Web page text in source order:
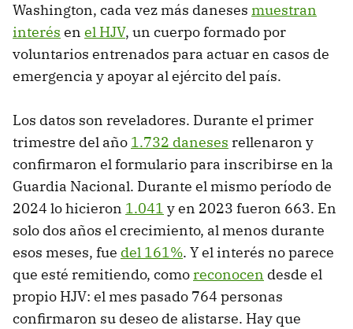
Washington, cada vez más daneses muestran
interés en el HJV, un cuerpo formado por
voluntarios entrenados para actuar en casos de
emergencia y apoyar al ejército del país.
Los datos son reveladores. Durante el primer
trimestre del año 1.732 daneses rellenaron y
confirmaron el formulario para inscribirse en la
Guardia Nacional. Durante el mismo período de
2024 lo hicieron 1.041 y en 2023 fueron 663. En
solo dos años el crecimiento, al menos durante
esos meses, fue del 161%. Y el interés no parece
que esté remitiendo, comoreconocen desde el
propio HJV: el mes pasado 764 personas
confirmaron su deseo de alistarse. Hay que